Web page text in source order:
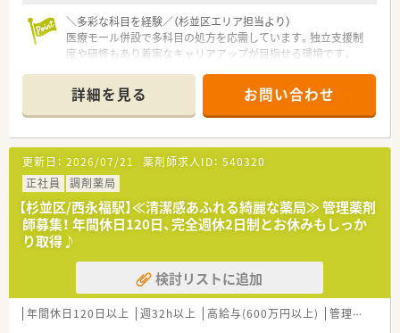
＼多彩な科目を経験／（杉並区エリア担当より）
医療モール併設で多科目の処方を応需しています。独立支援制
度や研修もあり着実なキャリアアップが目指せる環境です。
【店舗情報と応需状況について】
■最寄り駅である京王井の頭線の永福町駅から徒歩1分という非
常にアクセスの良い好立地にある調剤薬局です。
■耳鼻科や内科をはじめ、小児科、皮膚科、眼科、整形外科など多
彩な科目を幅広く応需し1日平均120枚を対応します。
■薬剤師は3名から4名、事務スタッフは1名から2名体制で協力
しながら日々の業務を円滑に進めております。
【募集背景と求める人物像について】
■新規出店や処方箋枚数の増加、産休および育休取得者の代替に
伴い、体制強化を目的とした人員募集を行っております。
■かかりつけ薬剤師や健康サポート薬局などの新しい取り組み
に対して、前向きな姿勢で挑戦できる方を歓迎いたします。
■会社の経営方針や指示に対して柔軟に対応し、周囲のスタッフ
と協調しながら業務に取り組める方を求めております。
詳細を見る お問い合わせ
更新日： 2026/07/21 薬剤師求人ID： 540320
正社員
調剤薬局
【杉並区/西永福駅】≪清潔感あふれる綺麗な薬局≫ 管理薬剤
師募集！ 年間休日120日、完全週休2日制とお休みもしっか
り取得♪
検討リストに追加
年間休日120日以上 週32h以上 高給与(600万円以上) 管理薬剤師